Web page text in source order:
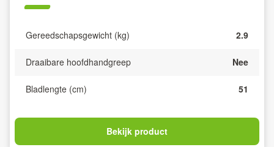
Gereedschapsgewicht (kg) 2.9
Draaibare hoofdhandgreep Nee
Bladlengte (cm) 51
Bekijk product